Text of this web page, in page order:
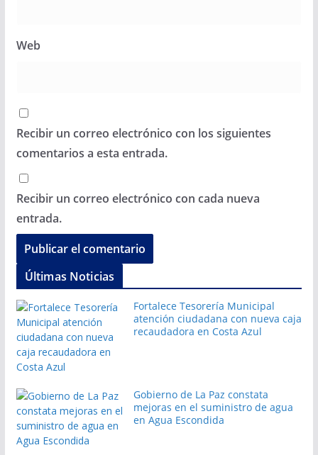
Web
Recibir un correo electrónico con los siguientes
comentarios a esta entrada.
Recibir un correo electrónico con cada nueva
entrada.
Últimas Noticias
Fortalece Tesorería Municipal
atención ciudadana con nueva caja
recaudadora en Costa Azul
Gobierno de La Paz constata
mejoras en el suministro de agua
en Agua Escondida